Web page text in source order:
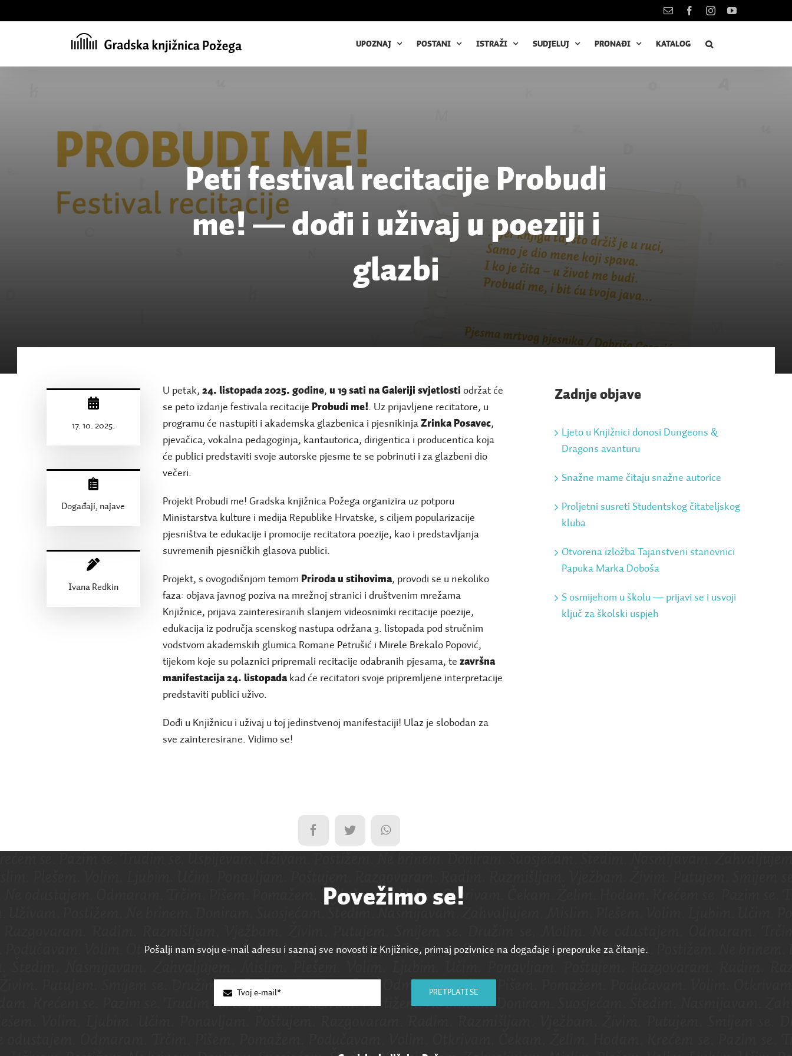
to
KontaktFacebookInstagramYouTube
UPOZNAJ POSTANI ISTRAŽI SUDJELUJ PRONAĐI KATALOG
Peti festival recitacije Probudi
me! ― dođi i uživaj u poeziji i
glazbi
17. 10. 2025.
Događaji, najave
Ivana Redkin
U petak,24. listopada 2025. godine,u 19 sati na Galeriji svjetlosti održat će
se peto izdanje festivala recitacije Probudi me!. Uz prijavljene recitatore, u
programu će nastupiti i akademska glazbenica i pjesnikinjaZrinka Posavec,
pjevačica, vokalna pedagoginja, kantautorica, dirigentica i producentica koja
će publici predstaviti svoje autorske pjesme te se pobrinuti i za glazbeni dio
večeri.
Projekt Probudi me! Gradska knjižnica Požega organizira uz potporu
Ministarstva kulture i medija Republike Hrvatske, s ciljem popularizacije
pjesništva te edukacije i promocije recitatora poezije, kao i predstavljanja
suvremenih pjesničkih glasova publici.
Projekt, s ovogodišnjom temom Priroda u stihovima, provodi se u nekoliko
faza: objava javnog poziva na mrežnoj stranici i društvenim mrežama
Knjižnice, prijava zainteresiranih slanjem videosnimki recitacije poezije,
edukacija iz područja scenskog nastupa održana 3. listopada pod stručnim
vodstvom akademskih glumica Romane Petrušić i Mirele Brekalo Popović,
tijekom koje su polaznici pripremali recitacije odabranih pjesama, tezavršna
manifestacija 24. listopadakad će recitatori svoje pripremljene interpretacije
predstaviti publici uživo.
Dođi u Knjižnicu i uživaj u toj jedinstvenoj manifestaciji! Ulaz je slobodan za
sve zainteresirane. Vidimo se!
Zadnje objave
Ljeto u Knjižnici donosi Dungeons &
Dragons avanturu
Snažne mame čitaju snažne autorice
Proljetni susreti Studentskog čitateljskog
kluba
Otvorena izložba Tajanstveni stanovnici
Papuka Marka Doboša
S osmijehom u školu ― prijavi se i usvoji
ključ za školski uspjeh
Povežimo se!
Pošalji nam svoju e-mail adresu i saznaj sve novosti iz Knjižnice, primaj pozivnice na događaje i preporuke za čitanje.
PRETPLATI SE